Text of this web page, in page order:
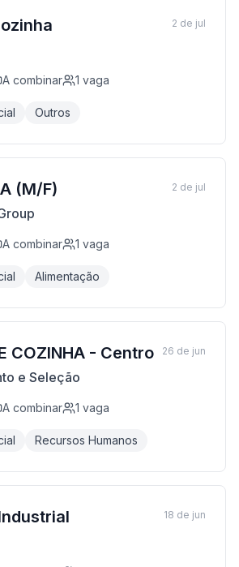
A combinar 1 vaga
Outros
2 de jul
(M/F)
A combinar 1 vaga
Alimentação
2 de jul
COZINHA - Centro
e Seleção
A combinar 1 vaga
Recursos Humanos
26 de jun
18 de jun